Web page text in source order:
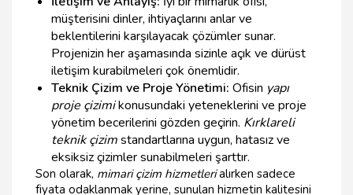
müşterisini dinler, ihtiyaçlarını anlar ve
beklentilerini karşılayacak çözümler sunar.
Projenizin her aşamasında sizinle açık ve dürüst
iletişim kurabilmeleri çok önemlidir.
Teknik Çizim ve Proje Yönetimi: Ofisin yapı
proje çizimikonusundaki yeteneklerini ve proje
yönetim becerilerini gözden geçirin. Kırklareli
teknik çizimstandartlarına uygun, hatasız ve
eksiksiz çizimler sunabilmeleri şarttır.
Son olarak, mimari çizim hizmetlerialırken sadece
fiyata odaklanmak yerine, sunulan hizmetin kalitesini